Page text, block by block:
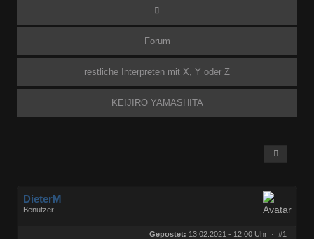
Forum
restliche Interpreten mit X, Y oder Z
KEIJIRO YAMASHITA
DieterM
Benutzer
Gepostet: 13.02.2021 - 12:00 Uhr · #1